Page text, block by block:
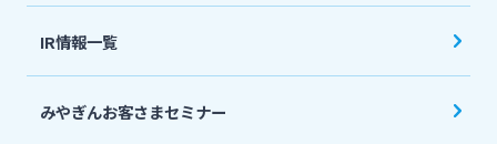
ニュースリリース一覧
採用情報
IR情報一覧
みやぎんお客さまセミナー